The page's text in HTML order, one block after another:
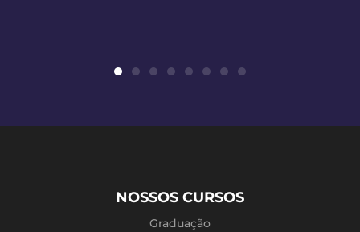
NOSSOS CURSOS
Graduação